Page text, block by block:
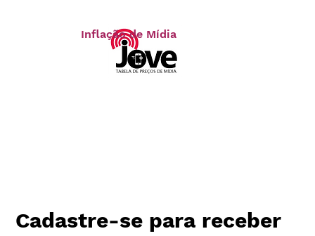
Inflação de Mídia
Cadastre-se para receber